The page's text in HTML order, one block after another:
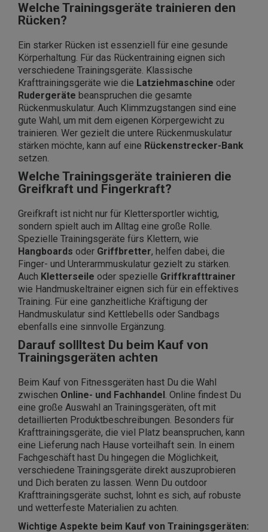
Welche Trainingsgeräte trainieren den
Rücken?
Ein starker Rücken ist essenziell für eine gesunde
Körperhaltung. Für das Rückentraining eignen sich
verschiedene Trainingsgeräte. Klassische
Krafttrainingsgeräte wie die Latziehmaschine oder
Rudergeräte beanspruchen die gesamte
Rückenmuskulatur. Auch Klimmzugstangen sind eine
gute Wahl, um mit dem eigenen Körpergewicht zu
trainieren. Wer gezielt die untere Rückenmuskulatur
stärken möchte, kann auf eine Rückenstrecker-Bank
setzen.
Welche Trainingsgeräte trainieren die
Greifkraft und Fingerkraft?
Greifkraft ist nicht nur für Klettersportler wichtig,
sondern spielt auch im Alltag eine große Rolle.
Spezielle Trainingsgeräte fürs Klettern, wie
Hangboards oder Griffbretter, helfen dabei, die
Finger- und Unterarmmuskulatur gezielt zu stärken.
Auch Kletterseile oder spezielle Griffkrafttrainer
wie Handmuskeltrainer eignen sich für ein effektives
Training. Für eine ganzheitliche Kräftigung der
Handmuskulatur sind Kettlebells oder Sandbags
ebenfalls eine sinnvolle Ergänzung.
Darauf sollltest Du beim Kauf von
Trainingsgeräten achten
Beim Kauf von Fitnessgeräten hast Du die Wahl
zwischen Online- und Fachhandel . Online findest Du
eine große Auswahl an Trainingsgeräten, oft mit
detaillierten Produktbeschreibungen. Besonders für
Krafttrainingsgeräte, die viel Platz beanspruchen, kann
eine Lieferung nach Hause vorteilhaft sein. In einem
Fachgeschäft hast Du hingegen die Möglichkeit,
verschiedene Trainingsgeräte direkt auszuprobieren
und Dich beraten zu lassen. Wenn Du outdoor
Krafttrainingsgeräte suchst, lohnt es sich, auf robuste
und wetterfeste Materialien zu achten.
Wichtige Aspekte beim Kauf von Trainingsgeräten: